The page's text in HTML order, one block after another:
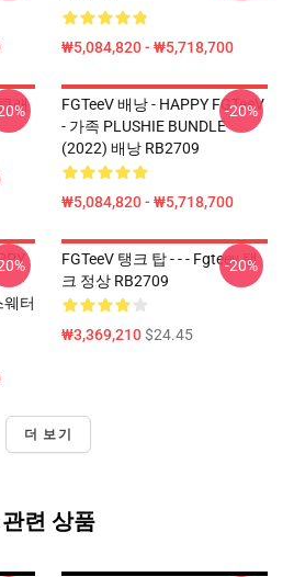
₩5,084,820 - ₩5,718,700
래
FGTeeV 배낭 - HAPPY FGTeeV
- 가족 PLUSHIE BUNDLE
(2022) 배낭 RB2709
₩5,084,820 - ₩5,718,700
-20%
웨터
FGTeeV 탱크 탑 - - - Fgteev 탱
크 정상 RB2709
₩3,369,210$24.45
-20%
더 보기
관련 상품